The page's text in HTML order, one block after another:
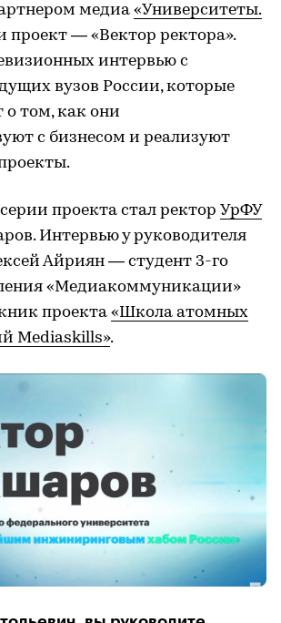
медиа «Университеты.
проект — «Вектор ректора».
интервью с
вузов России, которые
о том, как они
с бизнесом и реализуют
проекта стал ректор УрФУ
Интервью у руководителя
Айриян — студент 3-го
«Медиакоммуникации»
проекта «Школа атомных
Mediaskills».